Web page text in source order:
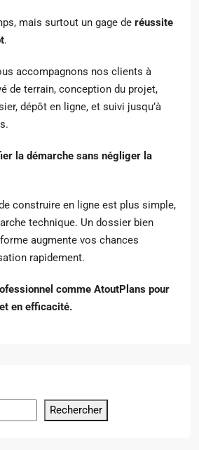
mais surtout un gage de réussite
.
accompagnons nos clients à
de terrain, conception du projet,
dépôt en ligne, et suivi jusqu’à
la démarche sans négliger la
construire en ligne est plus simple,
technique. Un dossier bien
augmente vos chances
rapidement.
comme AtoutPlans pour
en efficacité.
Rechercher